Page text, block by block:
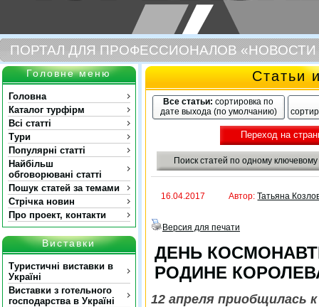
ПОРТАЛ ДЛЯ ПРОФЕССИОНАЛОВ «НОВОСТИ
Головне меню
Головна
Каталог турфірм
Всі статті
Тури
Популярні статті
Найбільш
обговорювані статті
Пошук статей за темами
Стрічка новин
Про проект, контакти
Виставки
Туристичні виставки в
Україні
Виставки з готельного
господарства в Україні
Статьи
Все статьи: сортировка по
дате выхода (по умолчанию)
Переход на
Поиск статей по одному ключевому
16.04.2017 Автор: Татьяна
Версия для печати
ДЕНЬ
РОДИНЕ
12 апреля приобщилась